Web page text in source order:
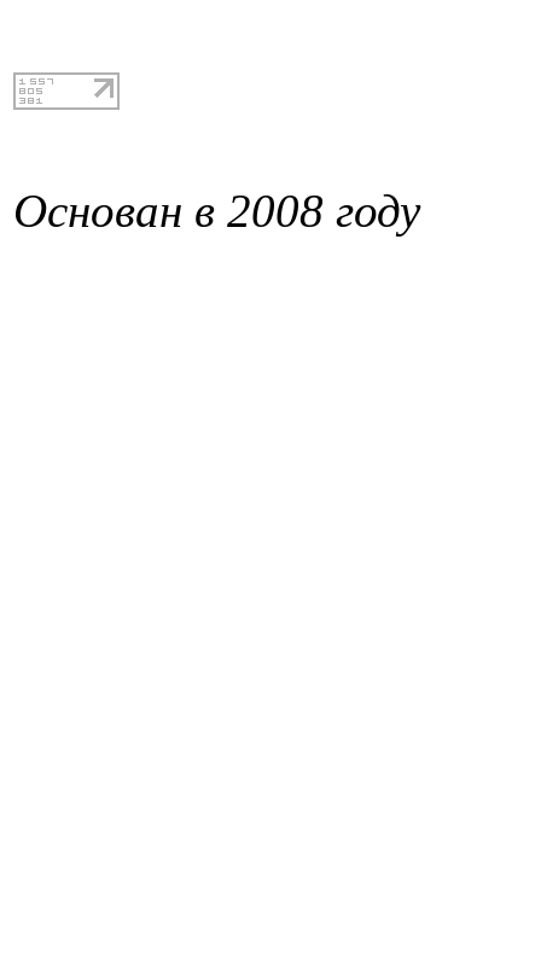
Основан в 2008 году